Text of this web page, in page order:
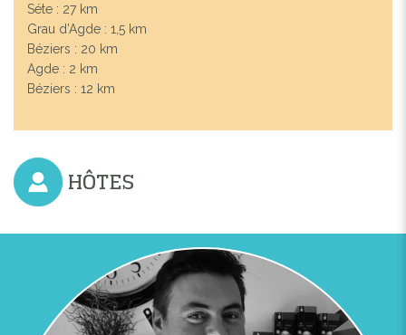
Séte : 27 km
Grau d’Agde : 1,5 km
Béziers : 20 km
Agde : 2 km
Béziers : 12 km
HÔTES